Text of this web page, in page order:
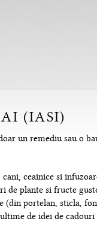
(IASI)
un remediu sau o
cani, ceainice si
de plante si fructe
(din portelan, sticla,
de idei de